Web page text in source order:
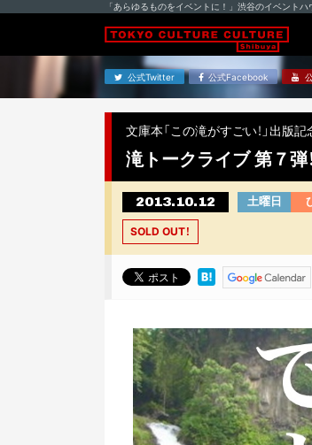
「あらゆるものをイベントに！」渋谷のイベント
公式Twitter 公式Facebook
文庫本「この滝がすごい！」出版記
滝トークライブ 第７弾
2013.10.12 土曜日
SOLD OUT！